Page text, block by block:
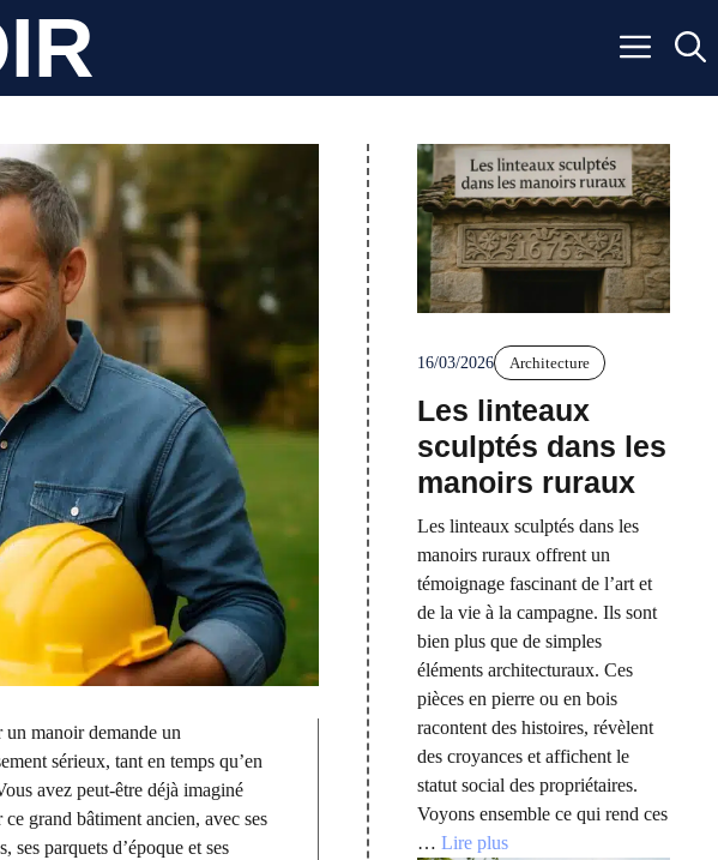
un manoir demande un
sérieux, tant en temps qu’en
avez peut-être déjà imaginé
ce grand bâtiment ancien, avec ses
ses parquets d’époque et ses
16/03/2026 Architecture
Les linteaux
sculptés dans les
manoirs ruraux
Les linteaux sculptés dans les
manoirs ruraux offrent un
témoignage fascinant de l’art et
de la vie à la campagne. Ils sont
bien plus que de simples
éléments architecturaux. Ces
pièces en pierre ou en bois
racontent des histoires, révèlent
des croyances et affichent le
statut social des propriétaires.
Voyons ensemble ce qui rend ces
…Lire plus